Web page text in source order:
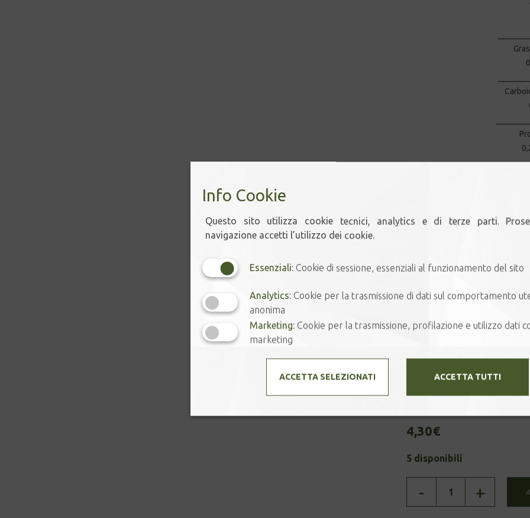
Allergeni:
Non contiene allergeni
Regolamento (UE) 1169/2011.
Preparazione dell’ordine
Ogni tè viene confezionato
cliente presenti allergie
richiesta, provvederemo alla
confezionamento prima
4,30€
5 disponibili
quantità
- +
Info Cookie
Questo sito utilizza cookie tecnici, analytics e di terze parti.
navigazione accetti l’utilizzo dei cookie.
Essenziali: Cookie di sessione, essenziali al funzionamento del sito
Analytics: Cookie per la trasmissione di dati sul comportamento
anonima
Marketing: Cookie per la trasmissione, profilazione e utilizzo dati
marketing
ACCETTA TUTTI
ACCETTA SELEZIONATI